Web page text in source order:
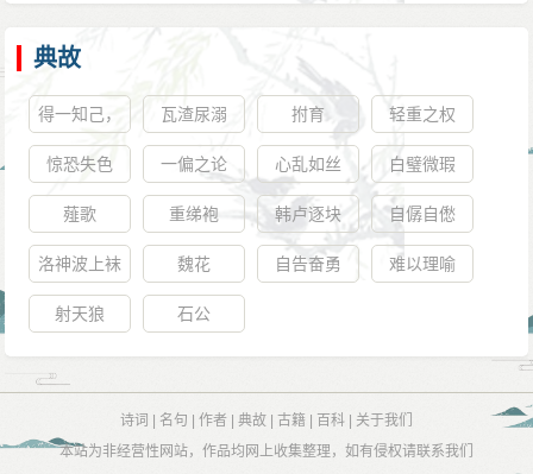
典故
得一知己，
死可无恨
瓦渣尿溺 拊育 轻重之权
惊恐失色 一偏之论 心乱如丝 白璧微瑕
薤歌 重绨袍 韩卢逐块 自僝自僽
洛神波上袜 魏花 自告奋勇 难以理喻
射天狼 石公
诗词 名句 作者 典故 古籍 百科
关于我们
本站为非经营性网站，作品均网上收集整理，如有侵权请联系我们